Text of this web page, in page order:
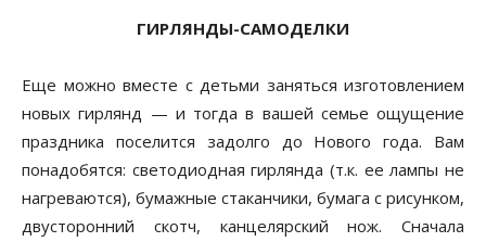
ГИРЛЯНДЫ-САМОДЕЛКИ
Еще можно вместе с детьми заняться изготовлением
новых гирлянд — и тогда в вашей семье ощущение
праздника поселится задолго до Нового года. Вам
понадобятся: светодиодная гирлянда (т.к. ее лампы не
нагреваются), бумажные стаканчики, бумага с рисунком,
двусторонний скотч, канцелярский нож. Сначала